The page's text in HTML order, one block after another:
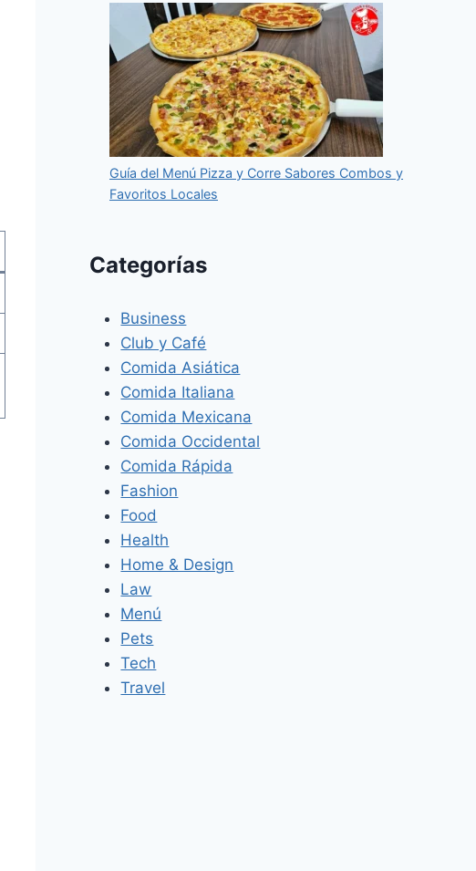
Guía del Menú Pizza y Corre Sabores Combos y
Favoritos Locales
Categorías
Business
Club y Café
Comida Asiática
Comida Italiana
Comida Mexicana
Comida Occidental
Comida Rápida
Fashion
Food
Health
Home & Design
Law
Menú
Pets
Tech
Travel